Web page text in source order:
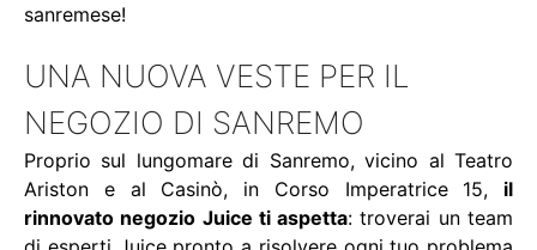
sanremese!
UNA NUOVA VESTE PER IL
NEGOZIO DI SANREMO
Proprio sul lungomare di Sanremo, vicino al Teatro
Ariston e al Casinò, in Corso Imperatrice 15, il
rinnovato negozio Juice ti aspetta: troverai un team